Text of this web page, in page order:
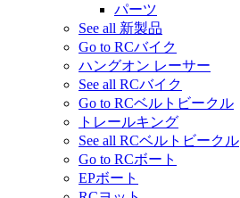
パーツ
See all 新製品
Go to RCバイク
ハングオン レーサー
See all RCバイク
Go to RCベルトビークル
トレールキング
See all RCベルトビークル
Go to RCボート
EPボート